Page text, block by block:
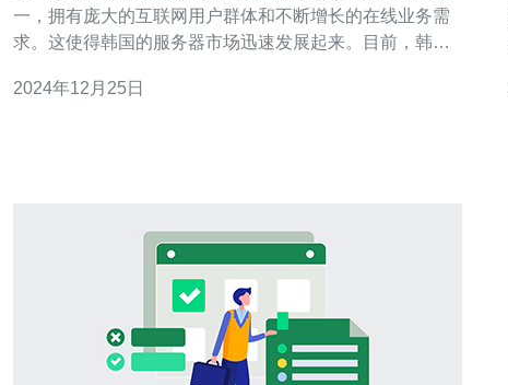
一，拥有庞大的互联网用户群体和不断增长的在线业务需
求。这使得韩国的服务器市场迅速发展起来。目前，韩国
几家知名韩国服务器供应商的价格对比： 供应商A 基础套
2024年12月25日